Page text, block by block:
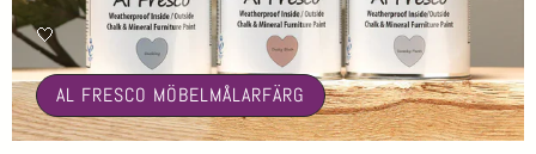
🤍
AL FRESCO MÖBELMÅLARFÄRG